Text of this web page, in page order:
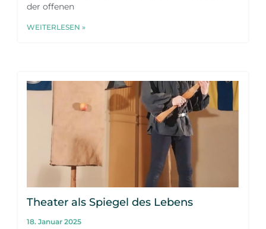
der offenen
WEITERLESEN »
Theater als Spiegel des Lebens
18. Januar 2025